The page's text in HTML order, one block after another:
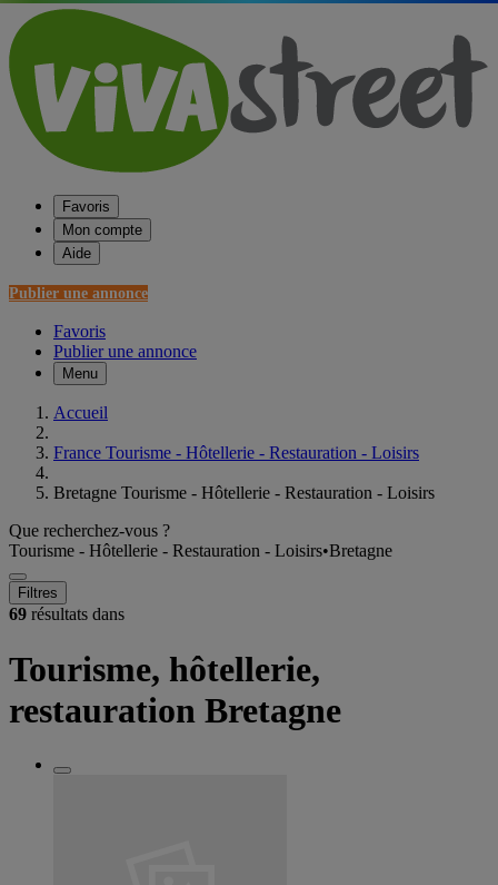
Favoris
Mon compte
Aide
Publier une annonce
Favoris
Publier une annonce
Menu
Accueil
France Tourisme - Hôtellerie - Restauration - Loisirs
Bretagne Tourisme - Hôtellerie - Restauration - Loisirs
Que recherchez-vous ?
Tourisme - Hôtellerie - Restauration - Loisirs•Bretagne
Filtres
69 résultats dans
Tourisme, hôtellerie,
restauration Bretagne